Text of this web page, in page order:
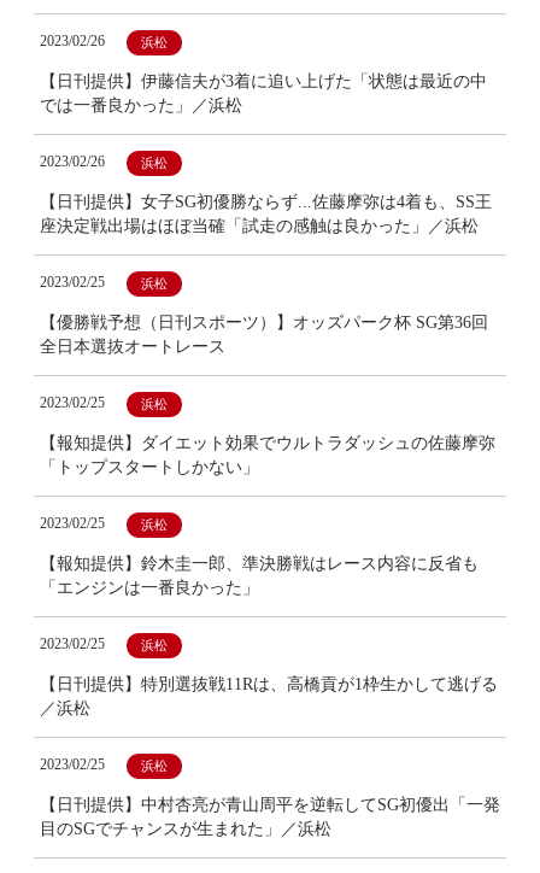
2023/02/26 浜松
【日刊提供】伊藤信夫が3着に追い上げた「状態は最近の中
では一番良かった」／浜松
2023/02/26 浜松
【日刊提供】女子SG初優勝ならず...佐藤摩弥は4着も、SS王
座決定戦出場はほぼ当確「試走の感触は良かった」／浜松
2023/02/25 浜松
【優勝戦予想（日刊スポーツ）】オッズパーク杯 SG第36回
全日本選抜オートレース
2023/02/25 浜松
【報知提供】ダイエット効果でウルトラダッシュの佐藤摩弥
「トップスタートしかない」
2023/02/25 浜松
【報知提供】鈴木圭一郎、準決勝戦はレース内容に反省も
「エンジンは一番良かった」
2023/02/25 浜松
【日刊提供】特別選抜戦11Rは、高橋貢が1枠生かして逃げる
／浜松
2023/02/25 浜松
【日刊提供】中村杏亮が青山周平を逆転してSG初優出「一発
目のSGでチャンスが生まれた」／浜松